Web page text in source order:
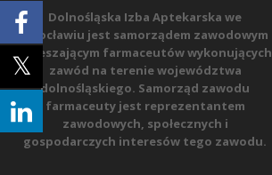
Dolnośląska Izba Aptekarska we
Wrocławiu jest samorządem zawodowym
zrzeszającym farmaceutów wykonujących
zawód na terenie województwa
dolnośląskiego. Samorząd zawodu
farmaceuty jest reprezentantem
zawodowych, społecznych i
gospodarczych interesów tego zawodu.